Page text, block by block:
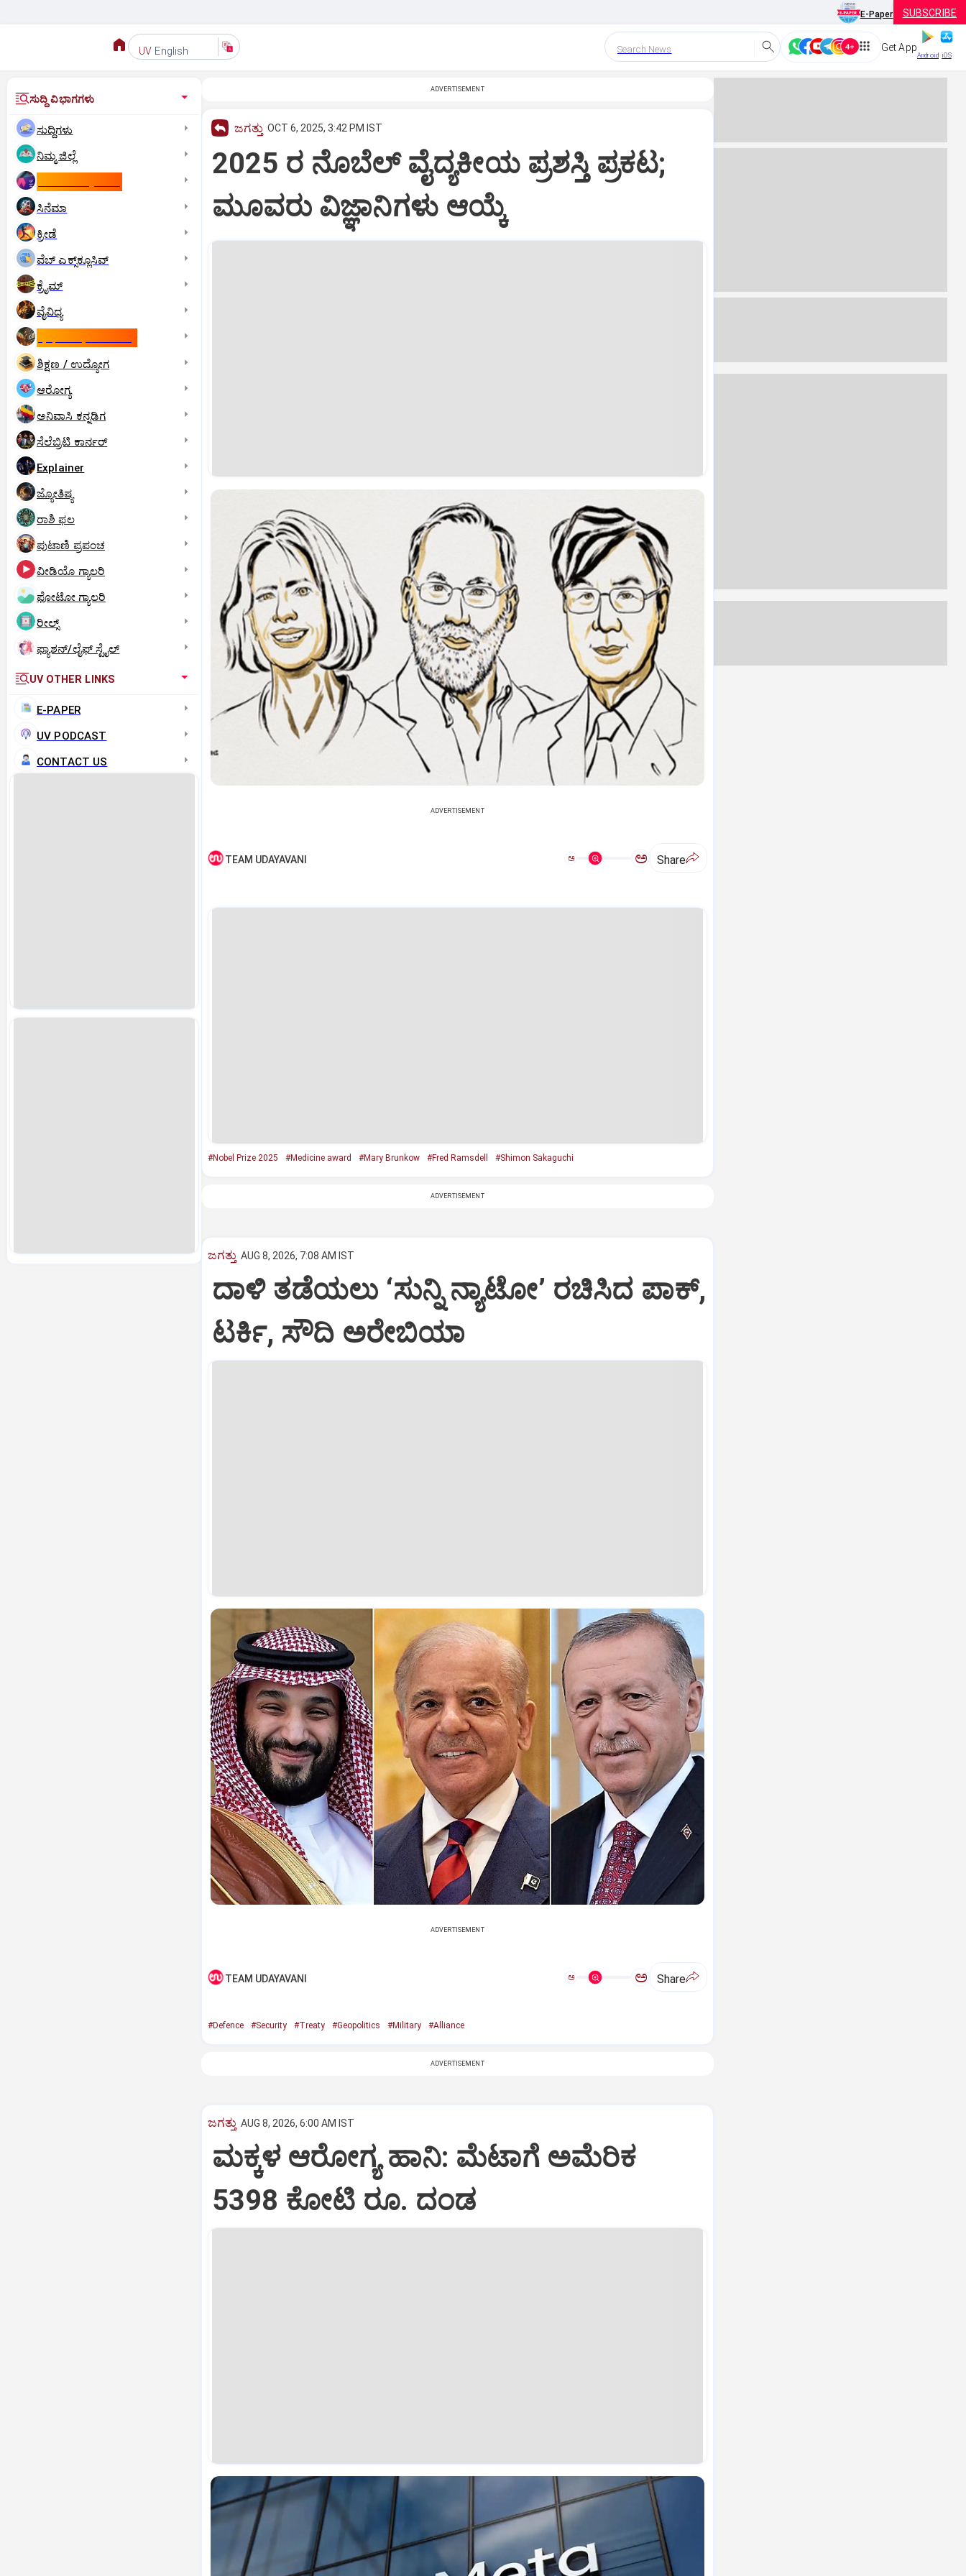
E-Paper SUBSCRIBE
UV English Search News Get App
Android iOS
ಸುದ್ದಿ ವಿಭಾಗಗಳು
ಸುದ್ದಿಗಳು
ನಿಮ್ಮ ಜಿಲ್ಲೆ
ಸಿನೆಮಾ
ಕ್ರೀಡೆ
ವೆಬ್ ಎಕ್ಸ್‌ಕ್ಲೂಸಿವ್
ಕ್ರೈಮ್
ವೈವಿಧ್ಯ
ಶಿಕ್ಷಣ / ಉದ್ಯೋಗ
ಆರೋಗ್ಯ
ಅನಿವಾಸಿ ಕನ್ನಡಿಗ
ಸೆಲೆಬ್ರಿಟಿ ಕಾರ್ನರ್‌
Explainer
ಜ್ಯೋತಿಷ್ಯ
ರಾಶಿ ಫಲ
ಪುಟಾಣಿ ಪ್ರಪಂಚ
ವೀಡಿಯೊ ಗ್ಯಾಲರಿ
ಫೋಟೋ ಗ್ಯಾಲರಿ
ರೀಲ್ಸ್
ಫ್ಯಾಶನ್/ಲೈಫ್‌ ಸ್ಟೈಲ್
UV OTHER LINKS
E-PAPER
UV PODCAST
CONTACT US
ADVERTISEMENT
ಜಗತ್ತು OCT 6, 2025, 3:42 PM IST
2025 ರ ನೊಬೆಲ್ ವೈದ್ಯಕೀಯ ಪ್ರಶಸ್ತಿ ಪ್ರಕಟ;
ಮೂವರು ವಿಜ್ಞಾನಿಗಳು ಆಯ್ಕೆ
ADVERTISEMENT
TEAM UDAYAVANI ಅ ಅ Share
#Nobel Prize 2025 #Medicine award #Mary Brunkow #Fred Ramsdell #Shimon Sakaguchi
ADVERTISEMENT
ಜಗತ್ತು AUG 8, 2026, 7:08 AM IST
ದಾಳಿ ತಡೆಯಲು ‘ಸುನ್ನಿ ನ್ಯಾಟೋ’ ರಚಿಸಿದ ಪಾಕ್‌,
ಟರ್ಕಿ, ಸೌದಿ ಅರೇಬಿಯಾ
ADVERTISEMENT
TEAM UDAYAVANI ಅ ಅ Share
#Defence #Security #Treaty #Geopolitics #Military #Alliance
ADVERTISEMENT
ಜಗತ್ತು AUG 8, 2026, 6:00 AM IST
ಮಕ್ಕಳ ಆರೋಗ್ಯ ಹಾನಿ: ಮೆಟಾಗೆ ಅಮೆರಿಕ
5398 ಕೋಟಿ ರೂ. ದಂಡ